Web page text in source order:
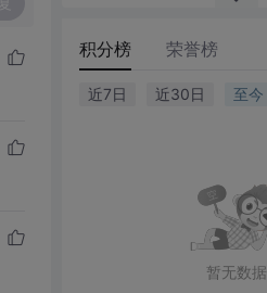
积分榜 荣誉榜
近7日 近30日 至今
暂无数据